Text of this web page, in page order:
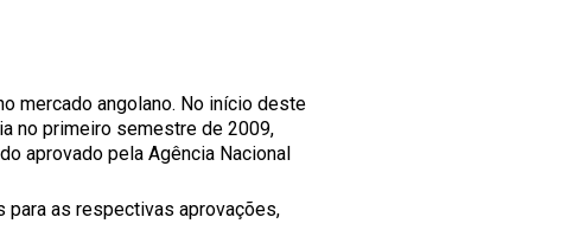
mercado angolano. No início deste
no primeiro semestre de 2009,
aprovado pela Agência Nacional
para as respectivas aprovações,